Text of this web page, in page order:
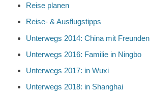
Reise planen
Reise- & Ausflugstipps
Unterwegs 2014: China mit Freunden
Unterwegs 2016: Familie in Ningbo
Unterwegs 2017: in Wuxi
Unterwegs 2018: in Shanghai